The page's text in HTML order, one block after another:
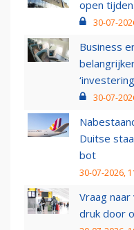
open
30-07-
Business
30-07-
Duitse
bot
30-07-2026,
Vraag
druk door